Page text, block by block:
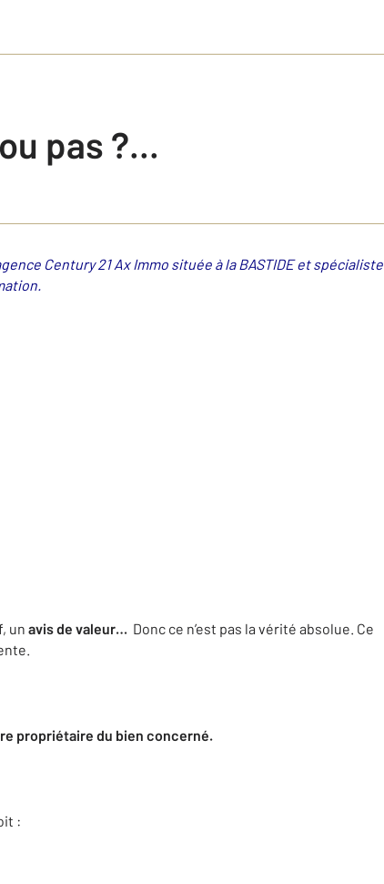
pas ?...
Century 21 Ax Immo située à la BASTIDE et spécialiste
un avis de valeur… Donc ce n’est pas la vérité absolue. Ce
propriétaire du bien concerné.
: